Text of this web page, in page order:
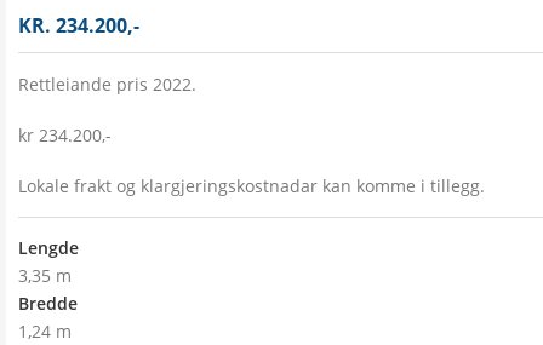
KR. 234.200,-
Rettleiande pris 2022.
kr 234.200,-
Lokale frakt og klargjeringskostnadar kan komme i tillegg.
Lengde
3,35 m
Bredde
1,24 m